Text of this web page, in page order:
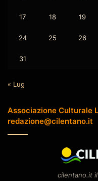
17 18 19
24 25 26
31
« Lug
Associazione Culturale
redazione@cilentano.it
cilentano.it